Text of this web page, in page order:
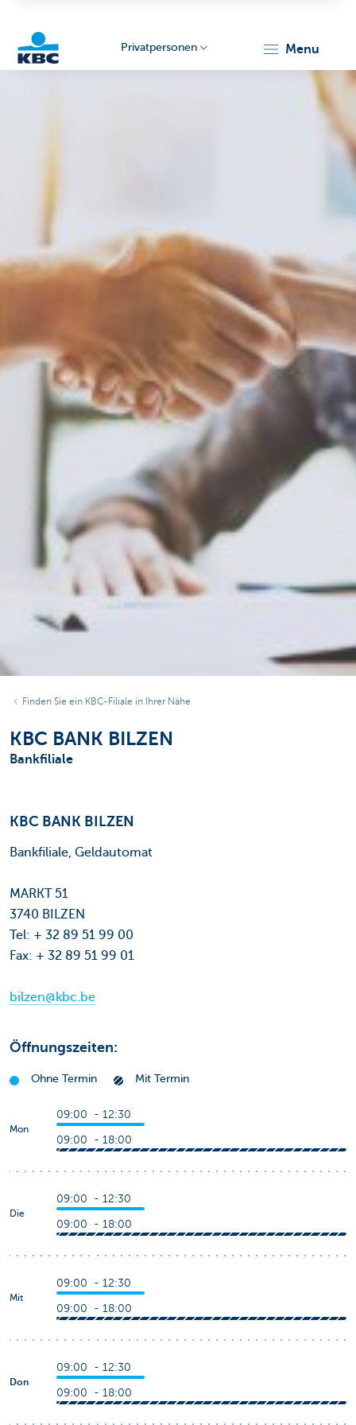
Privatpersonen menu
Finden Sie ein KBC-Filiale in Ihrer Nähe
KBC BANK BILZEN
Bankfiliale
KBC BANK BILZEN
Bankfiliale, Geldautomat
MARKT 51
3740 BILZEN
Tel: + 32 89 51 99 00
Fax: + 32 89 51 99 01
bilzen@kbc.be
Öffnungszeiten:
Ohne Termin Mit Termin
Mon
09:00 - 12:30
09:00 - 18:00
Die
09:00 - 12:30
09:00 - 18:00
Mit
09:00 - 12:30
09:00 - 18:00
Don
09:00 - 12:30
09:00 - 18:00